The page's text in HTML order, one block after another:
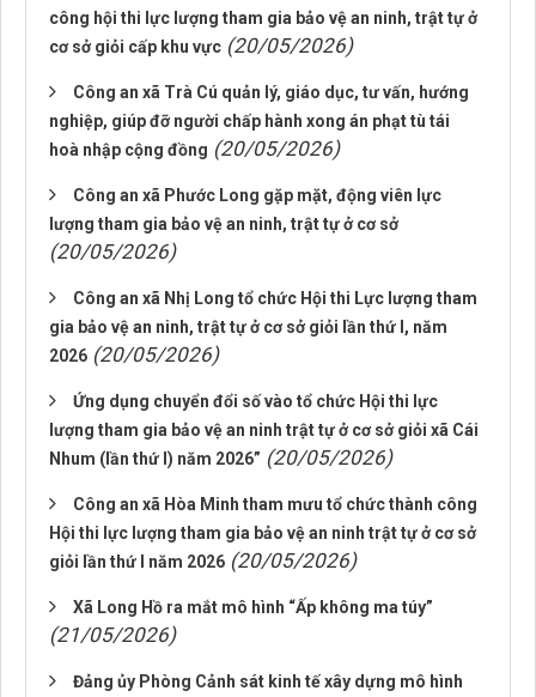
công hội thi lực lượng tham gia bảo vệ an ninh, trật tự ở
cơ sở giỏi cấp khu vực (20/05/2026)
Công an xã Trà Cú quản lý, giáo dục, tư vấn, hướng
nghiệp, giúp đỡ người chấp hành xong án phạt tù tái
hoà nhập cộng đồng (20/05/2026)
Công an xã Phước Long gặp mặt, động viên lực
lượng tham gia bảo vệ an ninh, trật tự ở cơ sở
(20/05/2026)
Công an xã Nhị Long tổ chức Hội thi Lực lượng tham
gia bảo vệ an ninh, trật tự ở cơ sở giỏi lần thứ I, năm
2026 (20/05/2026)
Ứng dụng chuyển đổi số vào tổ chức Hội thi lực
lượng tham gia bảo vệ an ninh trật tự ở cơ sở giỏi xã Cái
Nhum (lần thứ I) năm 2026” (20/05/2026)
Công an xã Hòa Minh tham mưu tổ chức thành công
Hội thi lực lượng tham gia bảo vệ an ninh trật tự ở cơ sở
giỏi lần thứ I năm 2026 (20/05/2026)
Xã Long Hồ ra mắt mô hình “Ấp không ma túy”
(21/05/2026)
Đảng ủy Phòng Cảnh sát kinh tế xây dựng mô hình